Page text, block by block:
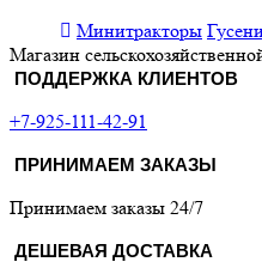
Минитракторы
Магазин
ПОДДЕРЖКА КЛИЕНТОВ
+7-925-111-42-91
ПРИНИМАЕМ ЗАКАЗЫ
Принимаем заказы 24/7
ДЕШЕВАЯ ДОСТАВКА